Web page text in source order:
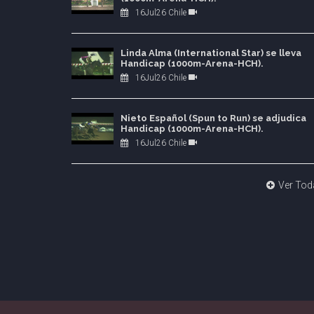
16Jul26 Chile
Linda Alma (International Star) se lleva
Handicap (1000m-Arena-HCH).
16Jul26 Chile
Nieto Español (Spun to Run) se adjudica
Handicap (1000m-Arena-HCH).
16Jul26 Chile
Ver